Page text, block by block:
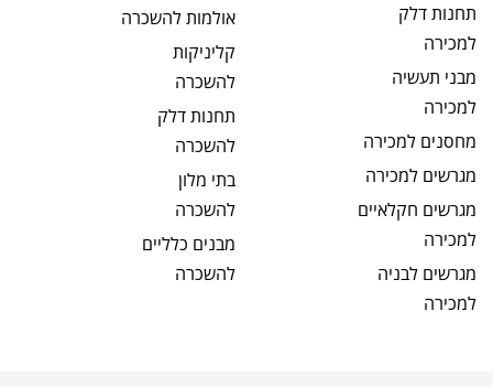
תחנות דלק
למכירה
מבני תעשיה
למכירה
מחסנים למכירה
מגרשים למכירה
מגרשים חקלאיים
למכירה
מגרשים לבניה
למכירה
אולמותלהשכרה
קליניקות
להשכרה
תחנות דלק
להשכרה
בתי מלון
להשכרה
מבנים כלליים
להשכרה